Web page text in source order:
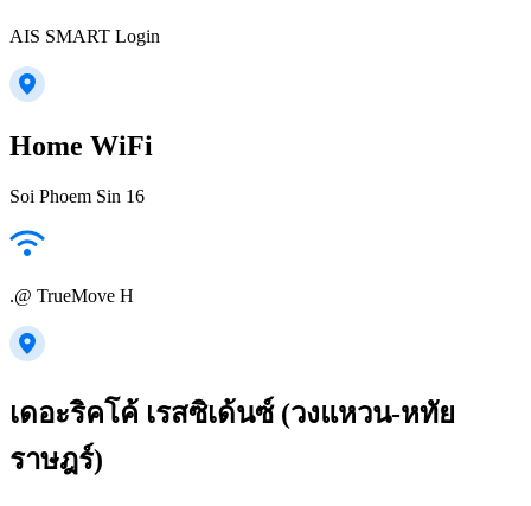
AIS SMART Login
Home WiFi
Soi Phoem Sin 16
.@ TrueMove H
เดอะริคโค้ เรสซิเด้นซ์ (วงแหวน-หทัย
ราษฎร์)